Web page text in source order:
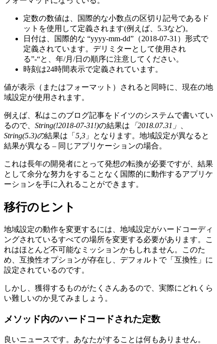
定数の数値は、国際的な小数点の区切り記号であるド
ットを使用して定義されます(例えば、5.3など)。
日付は、国際的な “yyyy-mm-dd”（2018-07-31）形式で
定義されています。デリミターとして使用され
る”-“と、年/月/日の順序に注意してください。
時刻は24時間表示で定義されています。
値が表示（またはフォーマット）されると同時に、現在の地
域設定が使用されます。
例えば、私はこのブログ記事をドイツのシステムで書いてい
るので、 String(!2018-07-31!)の結果は 「2018.07.31」
String(5.3)の結果は「 5,3 」となります。地域設定が異なると
結果が異なる – 同じアプリケーションの場合。
これは長年の開発者にとって発想の転換が必要ですが、結果
として余分な努力をすることなく国際的に動作するアプリケ
ーションを手に入れることができます。
移行のヒント
地域設定の動作を変更するには、地域設定がハードコーディ
ングされているすべての場所を変更する必要があります。こ
れはほとんど不可能なミッションかもしれません。このた
め、互換性オプションが存在し、デフォルトで「互換性」に
設定されているのです。
しかし、獲得するものがたくさんあるので、実際にどれくら
い難しいのか見てみましょう。
メソッド内のハードコードされた定数
良いニュースです。あなたがすることは何もありません。